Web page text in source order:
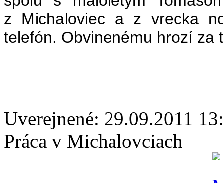
z Michaloviec a z vrecka
telefón. Obvinenému hrozí za
Uverejnené: 29.09.2011
Práca v Michalovciach